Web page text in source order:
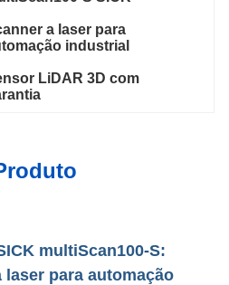
a laser para
industrial
LiDAR 3D com
multiScan100-S:
laser para automação